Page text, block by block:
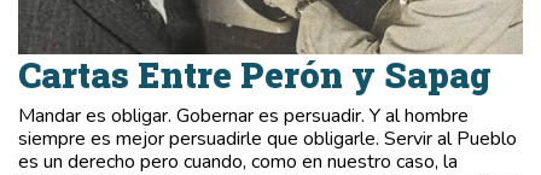
Cartas Entre Perón y Sapag
Mandar es obligar. Gobernar es persuadir. Y al hombre
siempre es mejor persuadirle que obligarle. Servir al Pueblo
es un derecho pero cuando, como en nuestro caso, la